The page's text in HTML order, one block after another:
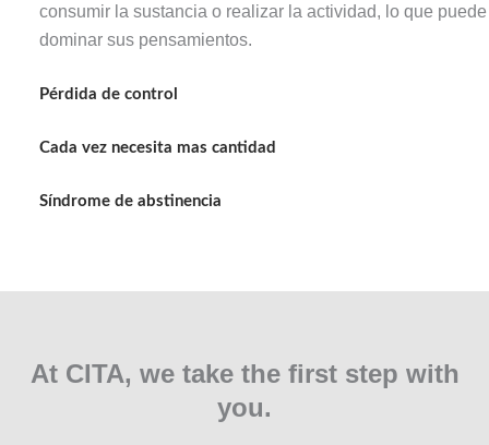
consumir la sustancia o realizar la actividad, lo que puede
dominar sus pensamientos.
Pérdida de control
Cada vez necesita mas cantidad
Síndrome de abstinencia
At CITA, we take the first step with
you.